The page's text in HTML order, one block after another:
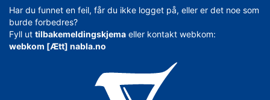
Har du funnet en feil, får du ikke logget på, eller er det noe som
burde forbedres?
Fyll ut tilbakemeldingskjema eller kontakt webkom:
webkom [Ætt] nabla.no